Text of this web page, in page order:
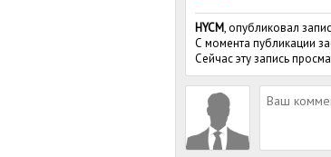
HYCM, опубликовал
С момента публикации
Сейчас эту запись